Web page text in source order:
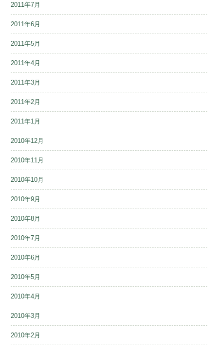
2011年7月
2011年6月
2011年5月
2011年4月
2011年3月
2011年2月
2011年1月
2010年12月
2010年11月
2010年10月
2010年9月
2010年8月
2010年7月
2010年6月
2010年5月
2010年4月
2010年3月
2010年2月